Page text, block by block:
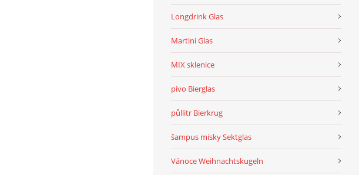
Longdrink Glas
Martini Glas
MIX sklenice
pivo Bierglas
půllitr Bierkrug
šampus misky Sektglas
Vánoce Weihnachtskugeln